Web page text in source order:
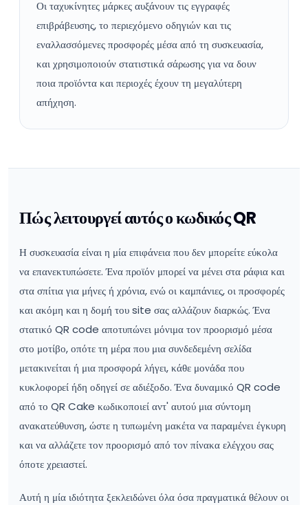
Οι ταχυκίνητες μάρκες αυξάνουν τις εγγραφές
επιβράβευσης, το περιεχόμενο οδηγιών και τις
εναλλασσόμενες προσφορές μέσα από τη συσκευασία,
και χρησιμοποιούν στατιστικά σάρωσης για να δουν
ποια προϊόντα και περιοχές έχουν τη μεγαλύτερη
απήχηση.
Πώς λειτουργεί αυτός ο κωδικός QR
Η συσκευασία είναι η μία επιφάνεια που δεν μπορείτε εύκολα
να επανεκτυπώσετε. Ένα προϊόν μπορεί να μένει στα ράφια και
στα σπίτια για μήνες ή χρόνια, ενώ οι καμπάνιες, οι προσφορές
και ακόμη και η δομή του site σας αλλάζουν διαρκώς. Ένα
στατικό QR code αποτυπώνει μόνιμα τον προορισμό μέσα
στο μοτίβο, οπότε τη μέρα που μια συνδεδεμένη σελίδα
μετακινείται ή μια προσφορά λήγει, κάθε μονάδα που
κυκλοφορεί ήδη οδηγεί σε αδιέξοδο. Ένα δυναμικό QR code
από το QR Cake κωδικοποιεί αντ' αυτού μια σύντομη
ανακατεύθυνση, ώστε η τυπωμένη μακέτα να παραμένει έγκυρη
και να αλλάζετε τον προορισμό από τον πίνακα ελέγχου σας
όποτε χρειαστεί.
Αυτή η μία ιδιότητα ξεκλειδώνει όλα όσα πραγματικά θέλουν οι